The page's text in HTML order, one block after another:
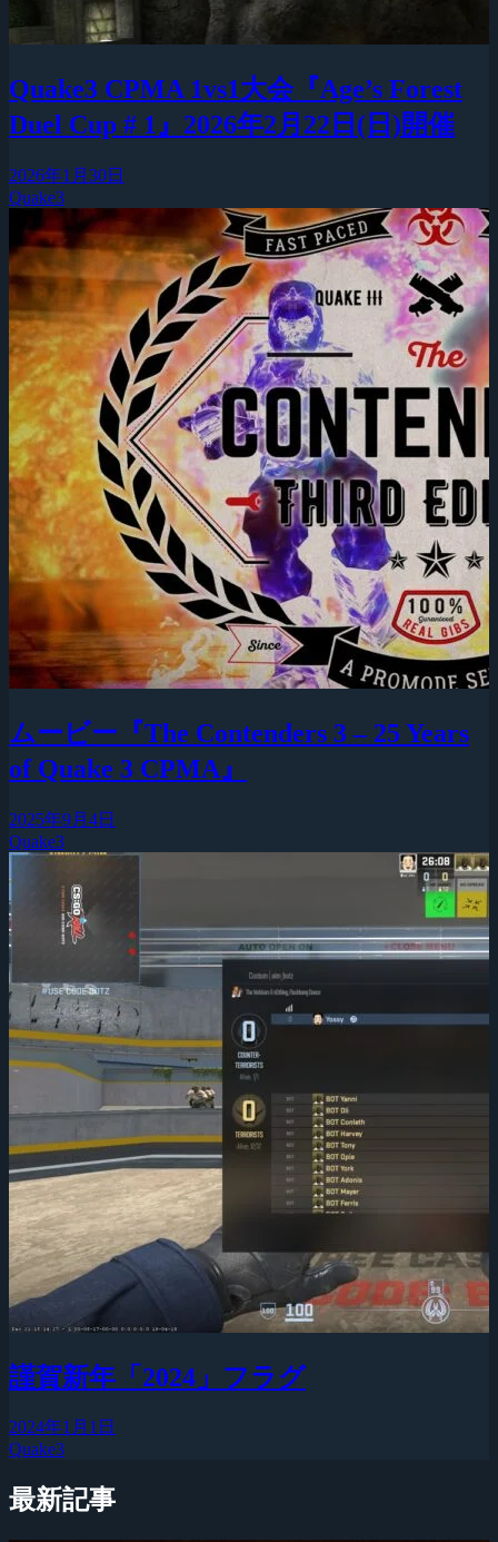
Quake3 CPMA 1vs1大会『Age’s Forest
Duel Cup # 1』2026年2月22日(日)開催
2026年1月30日
Quake3
ムービー『The Contenders 3 – 25 Years
of Quake 3 CPMA』
2025年9月4日
Quake3
謹賀新年「2024」フラグ
2024年1月1日
Quake3
最新記事